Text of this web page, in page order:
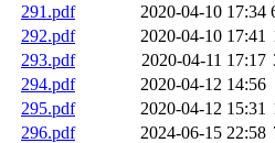
291.pdf
2020-04-10 17:34
292.pdf
2020-04-10 17:41
293.pdf
2020-04-11 17:17
294.pdf
2020-04-12 14:56
295.pdf
2020-04-12 15:31
296.pdf
2024-06-15 22:58